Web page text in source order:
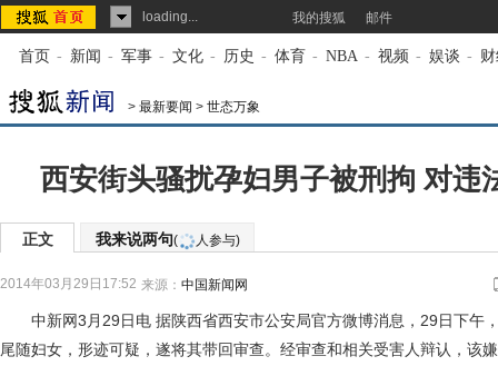
loading... 我的搜狐 邮件
首页 - 新闻 - 军事 - 文化 - 历史 - 体育 - NBA - 视频 - 娱谈 -
> 最新要闻 > 世态万象
西安街头骚扰孕妇男子被刑拘 对违
正文 我来说两句( 人参与)
2014年03月29日17:52 来源： 中国新闻网
中新网3月29日电 据陕西省西安市公安局官方微博消息，29日下午
尾随妇女，形迹可疑，遂将其带回审查。经审查和相关受害人辩认，该